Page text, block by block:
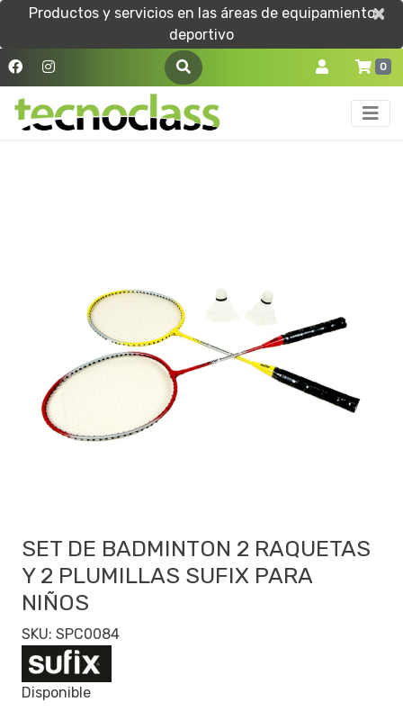
Productos y servicios en las áreas de equipamiento
deportivo
×
×
0
SET DE BADMINTON 2 RAQUETAS
Y 2 PLUMILLAS SUFIX PARA
NIÑOS
SKU: SPC0084
Disponible